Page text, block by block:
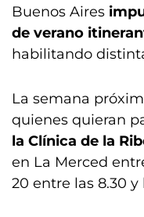
Buenos Aires
de verano
habilitando
La semana
quienes quieran
la Clínica de la
en La Merced
20 entre las 8.30 y